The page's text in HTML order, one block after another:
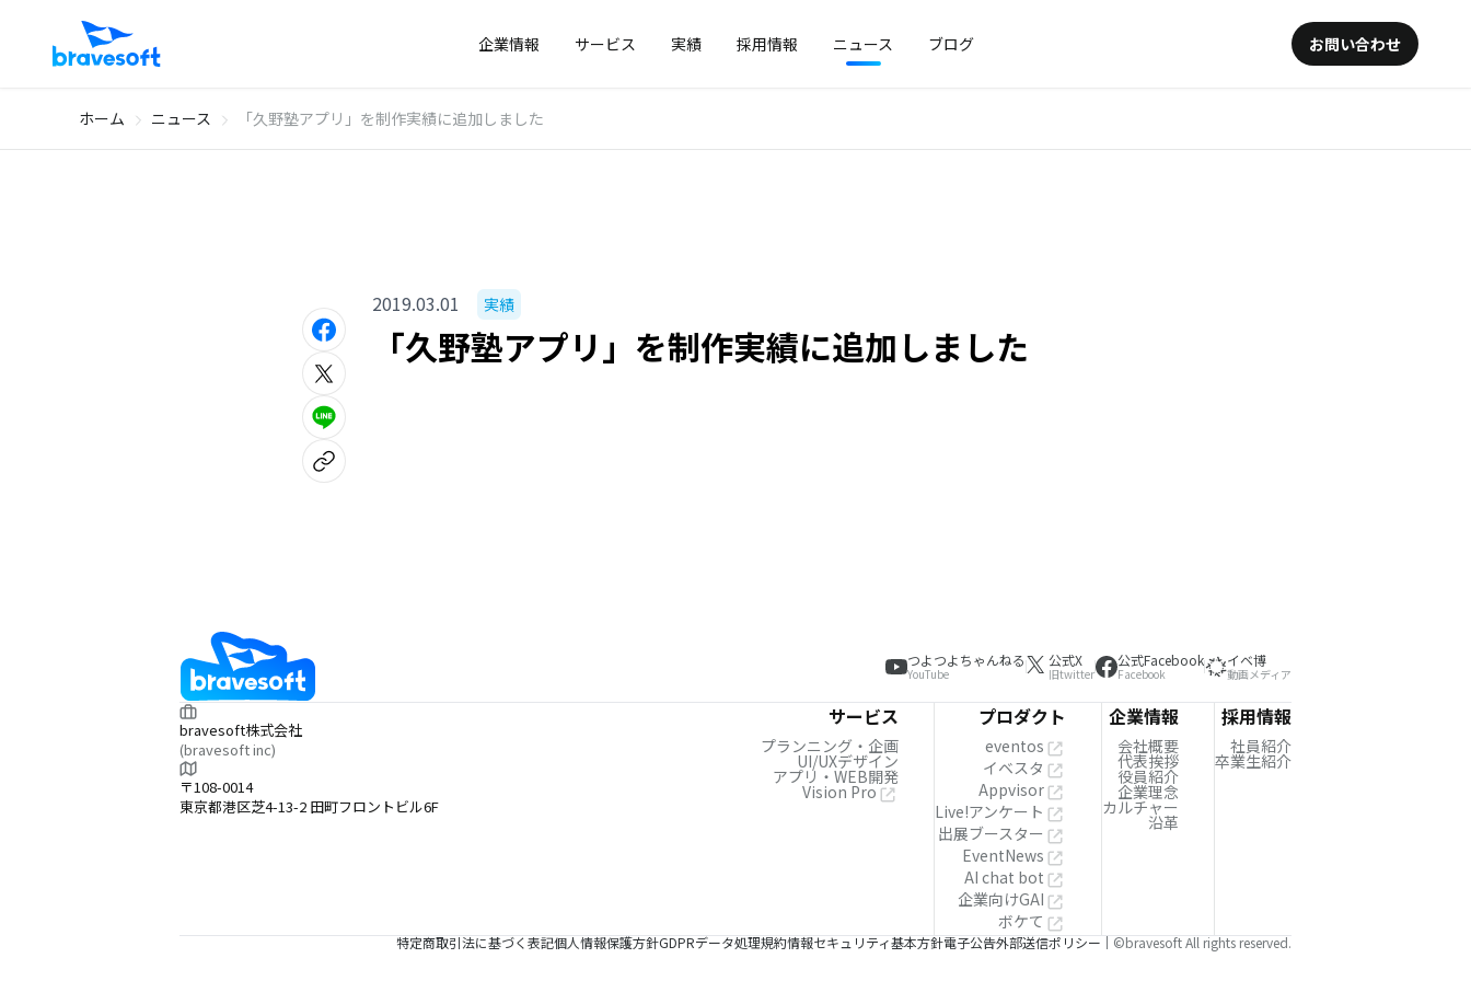
企業情報 サービス 実績 採用情報 ニュース ブログ お問い合わせ
ホーム ニュース 「久野塾アプリ」を制作実績に追加しました
2019.03.01 実績
「久野塾アプリ」を制作実績に追加しました
つよつよちゃんねる
YouTube
公式X
旧twitter
公式Facebook
Facebook
イベ博
動画メディア
bravesoft株式会社
(bravesoft inc)
〒108-0014
東京都港区芝4-13-2 田町フロントビル6F
サービス
プランニング・企画
UI/UXデザイン
アプリ・WEB開発
Vision Pro
プロダクト
eventos
イベスタ
Appvisor
Live!アンケート
出展ブースター
EventNews
AI chat bot
企業向けGAI
ボケて
企業情報
会社概要
代表挨拶
役員紹介
企業理念
カルチャー
沿革
採用情報
社員紹介
卒業生紹介
特定商取引法に基づく表記個人情報保護方針GDPRデータ処理規約情報セキュリティ基本方針電子公告外部送信ポリシー ©bravesoft All rights reserved.